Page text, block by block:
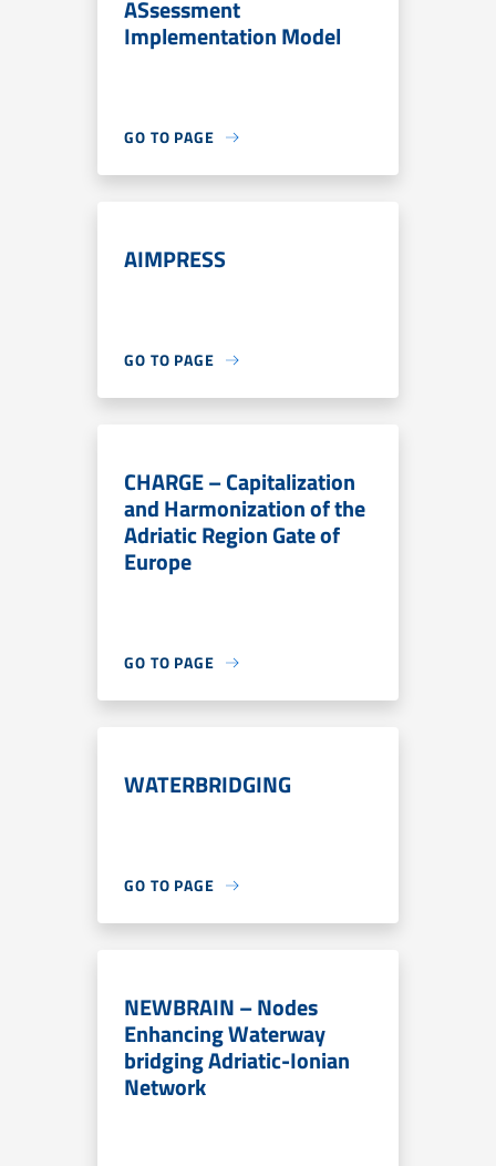
ASsessment
Implementation Model
GO TO PAGE
AIMPRESS
GO TO PAGE
CHARGE – Capitalization
and Harmonization of the
Adriatic Region Gate of
Europe
GO TO PAGE
WATERBRIDGING
GO TO PAGE
NEWBRAIN – Nodes
Enhancing Waterway
bridging Adriatic-Ionian
Network